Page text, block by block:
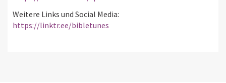
Weitere Links und Social Media:
https://linktr.ee/bibletunes